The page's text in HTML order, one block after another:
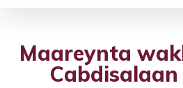
Maareynta
Cabdisalaan